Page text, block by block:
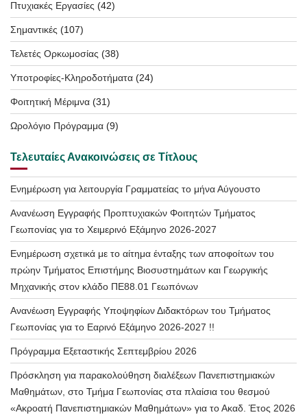
Πτυχιακές Εργασίες (42)
Σημαντικές (107)
Τελετές Ορκωμοσίας (38)
Υποτροφίες-Κληροδοτήματα (24)
Φοιτητική Μέριμνα (31)
Ωρολόγιο Πρόγραμμα (9)
Τελευταίες Ανακοινώσεις σε Τίτλους
Ενημέρωση για λειτουργία Γραμματείας το μήνα Αύγουστο
Ανανέωση Εγγραφής Προπτυχιακών Φοιτητών Τμήματος
Γεωπονίας για το Χειμερινό Εξάμηνο 2026-2027
Ενημέρωση σχετικά με το αίτημα ένταξης των αποφοίτων του
πρώην Τμήματος Επιστήμης Βιοσυστημάτων και Γεωργικής
Μηχανικής στον κλάδο ΠΕ88.01 Γεωπόνων
Ανανέωση Εγγραφής Υποψηφίων Διδακτόρων του Τμήματος
Γεωπονίας για το Εαρινό Εξάμηνο 2026-2027 !!
Πρόγραμμα Εξεταστικής Σεπτεμβρίου 2026
Πρόσκληση για παρακολούθηση διαλέξεων Πανεπιστημιακών
Μαθημάτων, στο Τμήμα Γεωπονίας στα πλαίσια του θεσμού
«Ακροατή Πανεπιστημιακών Μαθημάτων» για το Ακαδ. Έτος 2026